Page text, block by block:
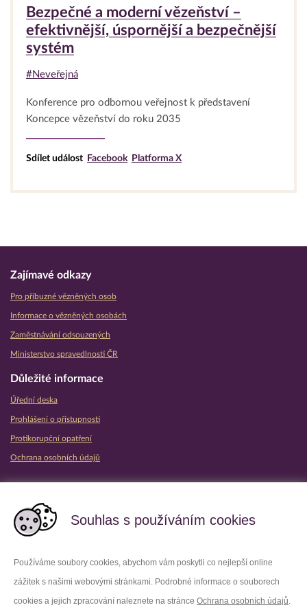
Souhlas s používáním cookies
Používáme soubory cookies, abychom vám poskytli co nejlepší online
zážitek s našimi webovými stránkami. Podrobné informace o souborech
cookies a jejich zpracování naleznete na stránce Ochrana osobních údajů.
Bezpečné a moderní vězeňství –
efektivnější, úspornější a bezpečnější
systém
#Neveřejná
Konference pro odbornou veřejnost k představení
Koncepce vězeňství do roku 2035
Sdílet událost Facebook Platforma X
Zajímavé odkazy
Pro příbuzné vězněných osob
Informace o vězněných osobách
Zaměstnávání odsouzených
Ministerstvo spravedlnosti ČR
Důležité informace
Úřední deska
Prohlášení o přístupnosti
Protikorupční opatření
Ochrana osobních údajů